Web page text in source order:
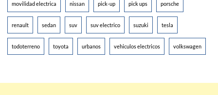
movilidad electrica nissan pick-up pick ups porsche
renault sedan suv suv electrico suzuki tesla
todoterreno toyota urbanos vehiculos electricos volkswagen